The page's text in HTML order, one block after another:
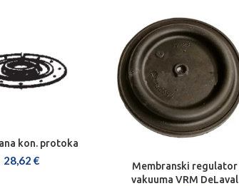
U KOŠARICU
kon. protoka
28,62 €
DODAJ U KOŠARICU
Membranski regulator
vakuuma VRM DeLaval